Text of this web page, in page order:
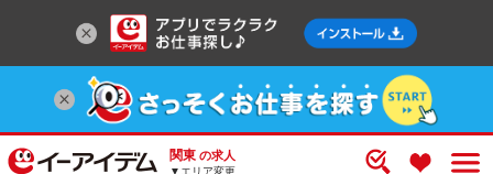
関東 の求人
▼エリア変更